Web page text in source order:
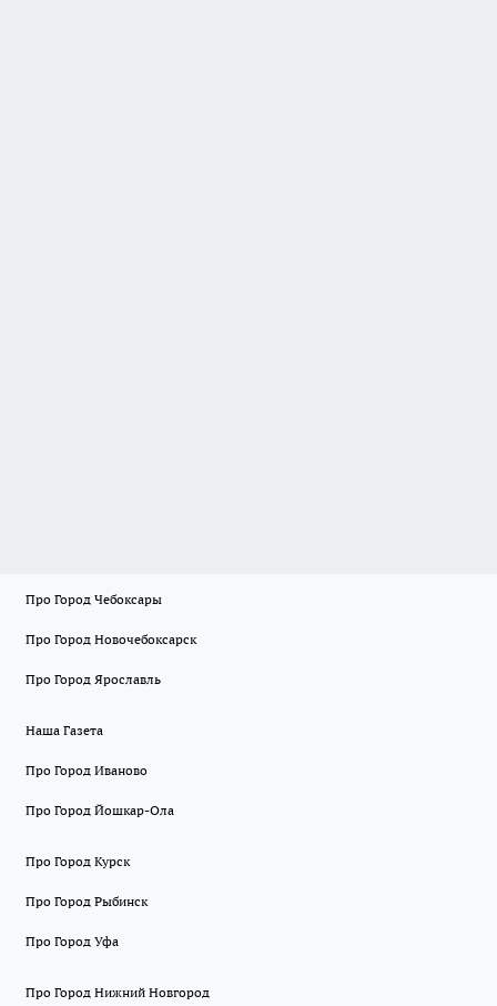
Про Город Чебоксары
Про Город Новочебоксарск
Про Город Ярославль
Наша Газета
Про Город Иваново
Про Город Йошкар-Ола
Про Город Курск
Про Город Рыбинск
Про Город Уфа
Про Город Нижний Новгород